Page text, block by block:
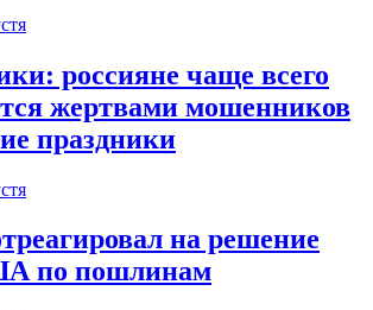
россияне чаще всего
жертвами мошенников
праздники
на решение
по пошлинам